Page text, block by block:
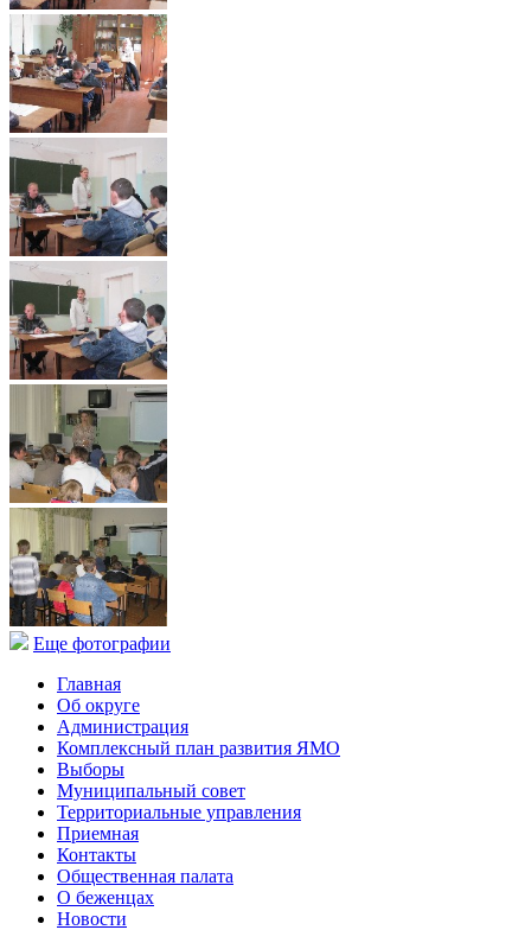
Еще фотографии
Главная
Об округе
Администрация
Комплексный план развития ЯМО
Выборы
Муниципальный совет
Территориальные управления
Приемная
Контакты
Общественная палата
О беженцах
Новости